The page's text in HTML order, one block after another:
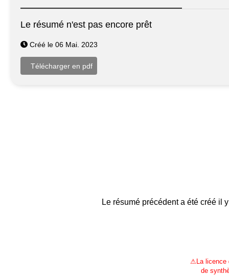
Le résumé n'est pas encore prêt
Créé le 06 Mai. 2023
Le résumé précédent a été créé il
⚠ La
de